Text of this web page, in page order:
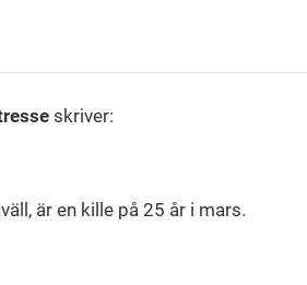
skriver:
är en kille på 25 år i mars.